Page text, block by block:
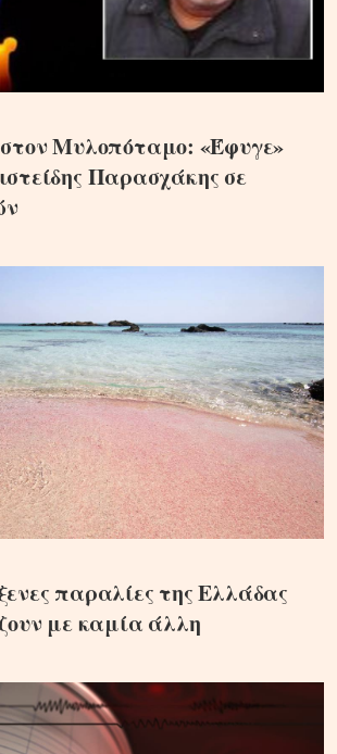
Μυλοπόταμο: «Έφυγε»
Παρασχάκης σε
παραλίες της Ελλάδας
με καμία άλλη